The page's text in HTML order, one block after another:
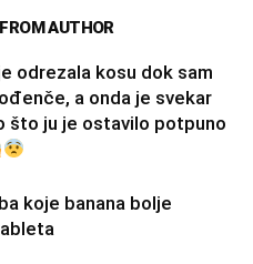
AUTHOR
odrezala kosu dok sam
a onda je svekar
što ju je ostavilo potpuno
koje banana bolje